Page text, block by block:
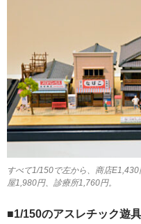
すべて1/150で左から、商店
屋1,980円、診療所1,760円。
■1/150のアスレチック遊具